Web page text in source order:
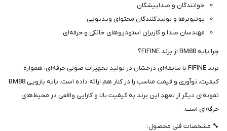
خوانندگان و صداپیشگان
یوتیوبرها و تولیدکنندگان محتوای ویدیویی
مهندسان صدا و کاربران استودیوهای خانگی و حرفه‌ای
چرا پایه BM88 از برند FIFINE؟
برند FIFINE با سابقه‌ای درخشان در تولید تجهیزات صوتی حرفه‌ای، همواره
کیفیت، نوآوری و قیمت مناسب را در کنار هم ارائه داده است. پایه بازویی BM88
نمونه‌ای دیگر از تعهد این برند به کیفیت بالا و کارایی واقعی در محیط‌های
حرفه‌ای است.
🔧 مشخصات فنی محصول: